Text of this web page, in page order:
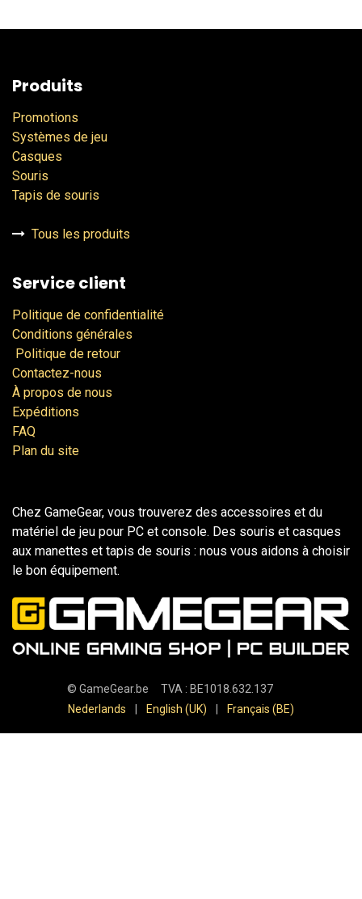
Produits
Promotions
Systèmes de jeu
Casques
Souris
Tapis de souris
Tous les produits
Service client
Politique de confidentialité
Conditions générales
Politique de retour
Contactez-nous
À propos de nous
Expéditions
FAQ
Plan du site
Chez GameGear, vous trouverez des accessoires et du
matériel de jeu pour PC et console. Des souris et casques
aux manettes et tapis de souris : nous vous aidons à choisir
le bon équipement.
© GameGear.be TVA : BE1018.632.137
Nederlands
English (UK) Français (BE)